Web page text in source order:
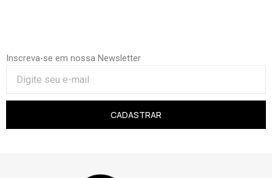
Inscreva-se em nossa Newsletter
CADASTRAR